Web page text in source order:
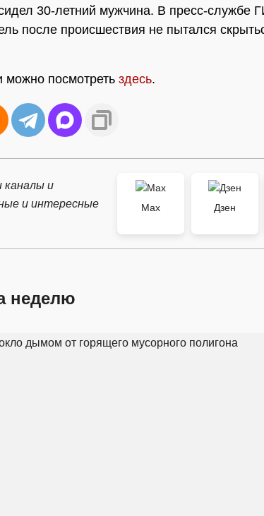
30-летний мужчина. В пресс-службе
после происшествия не пытался
можно посмотреть здесь.
каналы и
и интересные
Max
Дзен
неделю